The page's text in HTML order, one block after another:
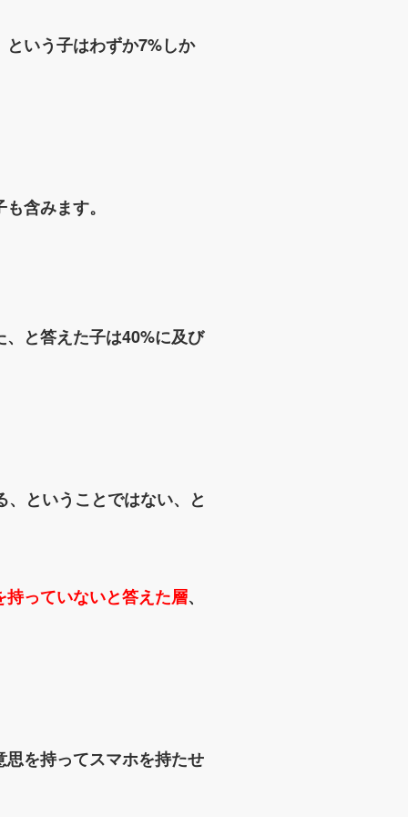
いう子はわずか7%しか
含みます。
と答えた子は40%に及び
ということではない、と
持っていないと答えた層、
を持ってスマホを持たせ